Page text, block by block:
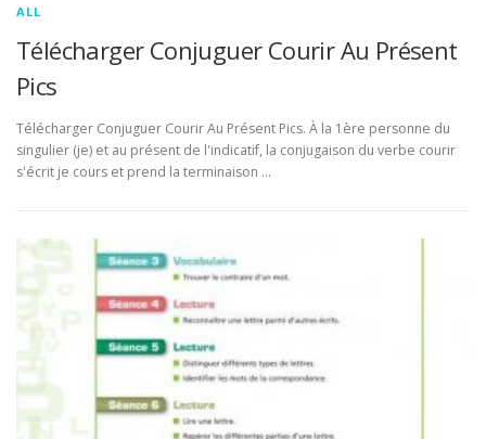
ALL
Télécharger Conjuguer Courir Au Présent
Pics
Télécharger Conjuguer Courir Au Présent Pics. À la 1ère personne du
singulier (je) et au présent de l'indicatif, la conjugaison du verbe courir
s'écrit je cours et prend la terminaison …